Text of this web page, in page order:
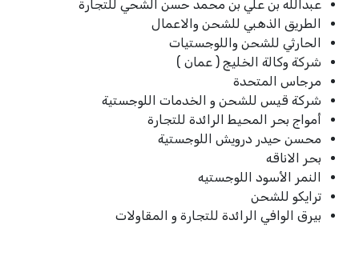
عبدالله بن علي بن محمد حسن الشحي للتجارة
الطريق الذهبي للشحن والاعمال
الحارثي للشحن واللوجستيات
شركة وكالة الخليج ( عمان )
مرجاس المتحدة
شركة قيس للشحن و الخدمات اللوجستية
أمواج بحر المحيط الرائدة للتجارة
محسن حيدر درويش اللوجستية
بحر الاناقه
النمر الأسود اللوجستيه
ترايكو للشحن
بيرق الوافي الرائدة للتجارة و المقاولات